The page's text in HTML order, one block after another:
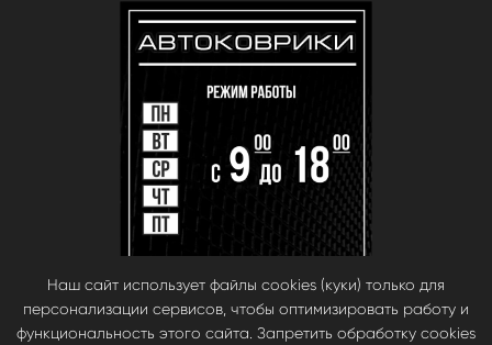
Наш сайт использует файлы cookies (куки) только для
персонализации сервисов, чтобы оптимизировать работу и
функциональность этого сайта. Запретить обработку cookies